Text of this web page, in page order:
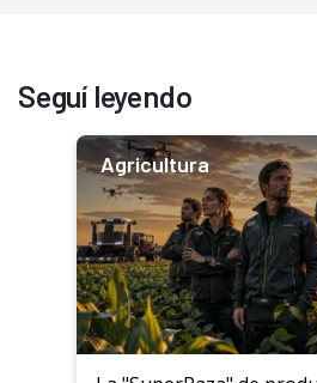
Seguí leyendo
Agricultura